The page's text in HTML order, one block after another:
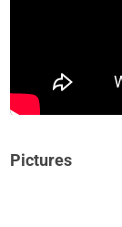
Pictures